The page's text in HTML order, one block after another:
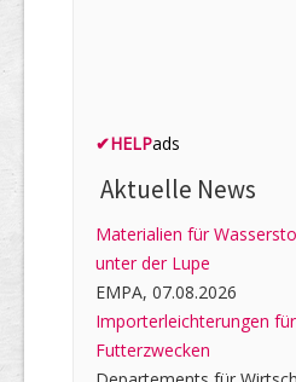
✔HELPads
Aktuelle News
Materialien für
unter der Lupe
EMPA, 07.08.2026
Importerleichterungen
Futterzwecken